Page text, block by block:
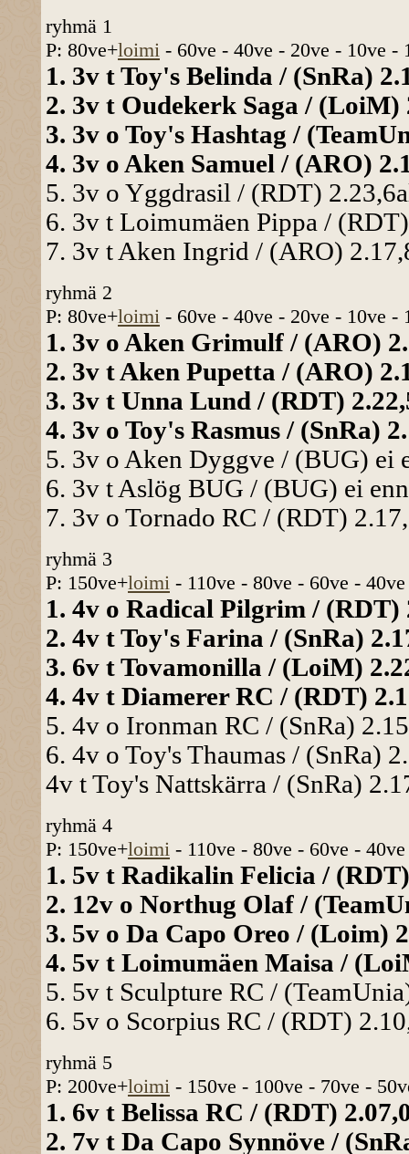
ryhmä 1
P: 80ve+loimi - 60ve - 40ve - 20ve - 10ve -
1. 3v t Toy's Belinda / (SnRa)
2. 3v t Oudekerk Saga / (LoiM)
3. 3v o Toy's Hashtag /
4. 3v o Aken Samuel / (ARO)
5. 3v o Yggdrasil / (RDT)
6. 3v t Loimumäen Pippa /
7. 3v t Aken Ingrid / (ARO)
ryhmä 2
P: 80ve+loimi - 60ve - 40ve - 20ve - 10ve -
1. 3v o Aken Grimulf / (ARO)
2. 3v t Aken Pupetta / (ARO)
3. 3v t Unna Lund / (RDT)
4. 3v o Toy's Rasmus / (SnRa)
5. 3v o Aken Dyggve / (BUG) ei
6. 3v t Aslög BUG / (BUG) ei
7. 3v o Tornado RC / (RDT)
ryhmä 3
P: 150ve+loimi - 110ve - 80ve - 60ve -
1. 4v o Radical Pilgrim / (RDT)
2. 4v t Toy's Farina / (SnRa)
3. 6v t Tovamonilla / (LoiM)
4. 4v t Diamerer RC / (RDT)
5. 4v o Ironman RC / (SnRa)
6. 4v o Toy's Thaumas / (SnRa)
4v t Toy's Nattskärra / (SnRa)
ryhmä 4
P: 150ve+loimi - 110ve - 80ve - 60ve -
1. 5v t Radikalin Felicia /
2. 12v o Northug Olaf /
3. 5v o Da Capo Oreo / (Loim)
4. 5v t Loimumäen Maisa /
5. 5v t Sculpture RC /
6. 5v o Scorpius RC / (RDT)
ryhmä 5
P: 200ve+loimi - 150ve - 100ve - 70ve -
1. 6v t Belissa RC / (RDT)
2. 7v t Da Capo Synnöve /